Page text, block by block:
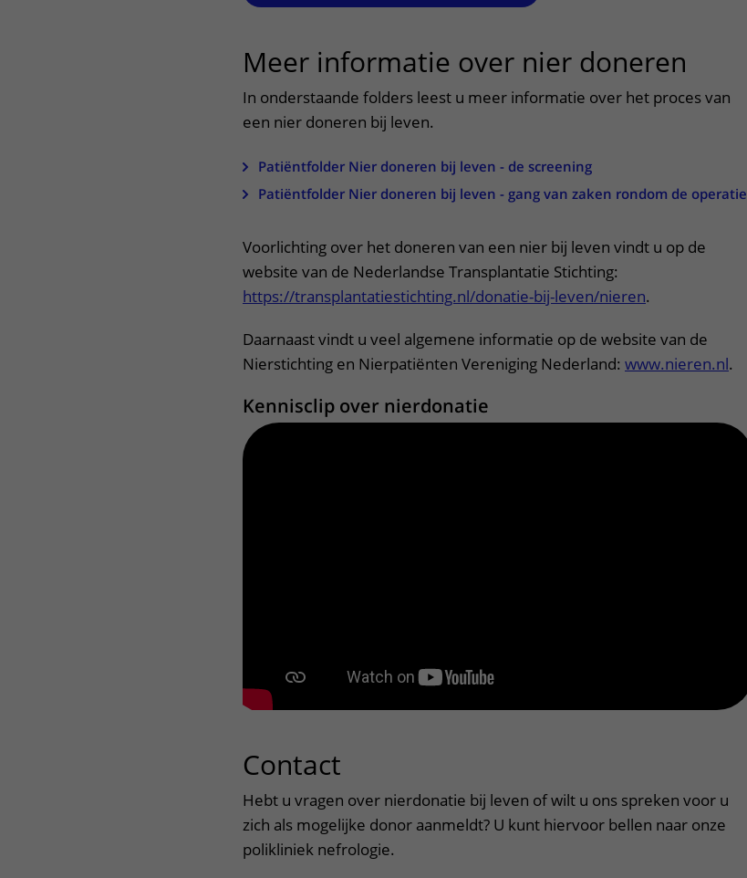
Meer informatie over nier doneren
In onderstaande folders leest u meer informatie over het proces van
een nier doneren bij leven.
Patiëntfolder Nier doneren bij leven - de screening
Patiëntfolder Nier doneren bij leven - gang van zaken rondom de operatie
Voorlichting over het doneren van een nier bij leven vindt u op de
website van de Nederlandse Transplantatie Stichting:
https://transplantatiestichting.nl/donatie-bij-leven/nieren.
Daarnaast vindt u veel algemene informatie op de website van de
Nierstichting en Nierpatiënten Vereniging Nederland: www.nieren.nl.
Kennisclip over nierdonatie
Contact
Hebt u vragen over nierdonatie bij leven of wilt u ons spreken voor u
zich als mogelijke donor aanmeldt? U kunt hiervoor bellen naar onze
polikliniek nefrologie.